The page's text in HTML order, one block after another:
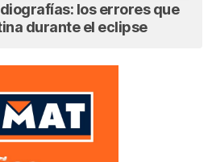
los errores que
durante el eclipse